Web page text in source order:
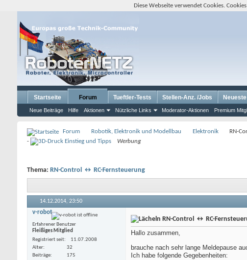
Startseite Forum
Neue Beiträge Hilfe Aktionen Nützliche Links Moderator-Aktionen Premium
Tueftler-Tests Stellen-Anz. /Jobs
Forum Robotik, Elektronik und Modellbau Elektronik
RN-
-
Werbung
Thema: RN-Control ↔ RC-Fernsteuerung
14.12.2014, 23:50
v-robot
Erfahrener Benutzer
Fleißiges Mitglied
Registriert seit
11.07.2008
Alter
32
Beiträge
175
RN-Control ↔ RC-
Hallo zusammen,
brauche nach sehr lange Meldepause
Ich habe folgende Gegebenheiten:
Diese Webseite verwendet Cookies.